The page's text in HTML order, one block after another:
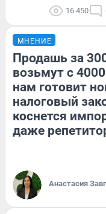
16 450
МНЕНИЕ
Продашь за
возьмут с
нам готовит
налоговый
коснется
даже
Анастасия